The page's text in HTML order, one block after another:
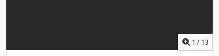
1 / 13